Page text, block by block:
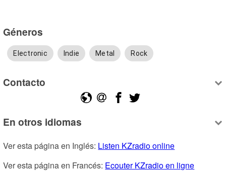
Géneros
Electronic Indie Metal Rock
Contacto
En otros idiomas
Ver esta página en Inglés: Listen KZradio online
Ver esta página en Francés: Ecouter KZradio en ligne